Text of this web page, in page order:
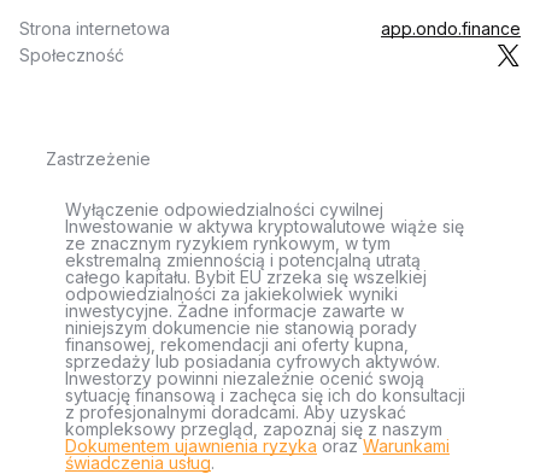
Strona internetowa
app.ondo.finance
Społeczność
Zastrzeżenie
Wyłączenie odpowiedzialności cywilnej
Inwestowanie w aktywa kryptowalutowe wiąże się
ze znacznym ryzykiem rynkowym, w tym
ekstremalną zmiennością i potencjalną utratą
całego kapitału. Bybit EU zrzeka się wszelkiej
odpowiedzialności za jakiekolwiek wyniki
inwestycyjne. Żadne informacje zawarte w
niniejszym dokumencie nie stanowią porady
finansowej, rekomendacji ani oferty kupna,
sprzedaży lub posiadania cyfrowych aktywów.
Inwestorzy powinni niezależnie ocenić swoją
sytuację finansową i zachęca się ich do konsultacji
z profesjonalnymi doradcami. Aby uzyskać
kompleksowy przegląd, zapoznaj się z naszym
Dokumentem ujawnienia ryzyka orazWarunkami
świadczenia usług.